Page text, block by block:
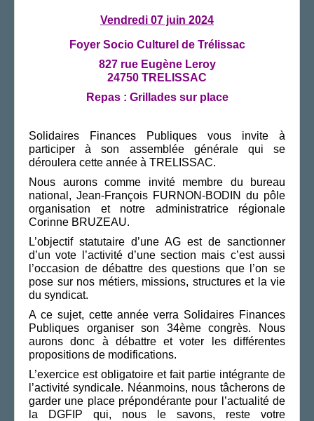
ADHÉRER
Vendredi 07 juin 2024
Foyer Socio Culturel de Trélissac
827 rue Eugène Leroy
24750 TRELISSAC
Repas : Grillades sur place
Solidaires Finances Publiques vous invite à
participer à son assemblée générale qui se
déroulera cette année à TRELISSAC.
Nous aurons comme invité membre du bureau
national, Jean-François FURNON-BODIN du pôle
organisation et notre administratrice régionale
Corinne BRUZEAU.
L’objectif statutaire d’une AG est de sanctionner
d’un vote l’activité d’une section mais c’est aussi
l’occasion de débattre des questions que l’on se
pose sur nos métiers, missions, structures et la vie
du syndicat.
A ce sujet, cette année verra Solidaires Finances
Publiques organiser son 34ème congrès. Nous
aurons donc à débattre et voter les différentes
propositions de modifications.
L’exercice est obligatoire et fait partie intégrante de
l’activité syndicale. Néanmoins, nous tâcherons de
garder une place prépondérante pour l’actualité de
la DGFIP qui, nous le savons, reste votre